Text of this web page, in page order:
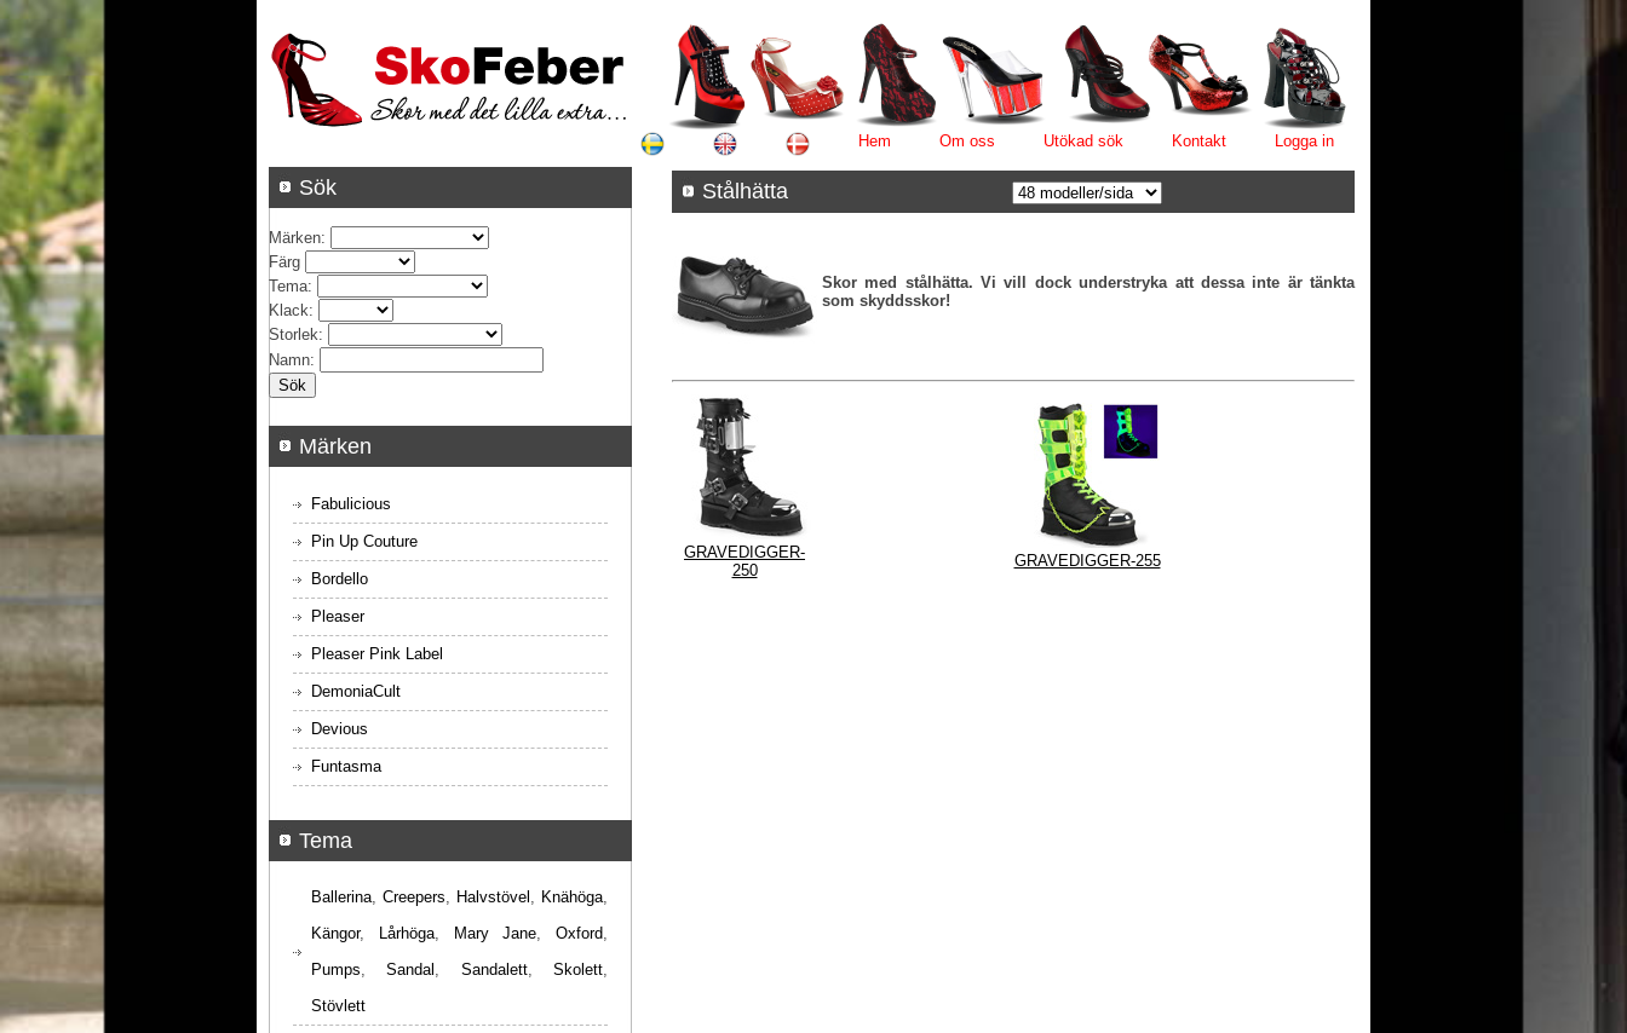
Hem Om oss Utökad sök Kontakt Logga in
Stålhätta
Skor med stålhätta. Vi vill dock understryka att dessa inte är tänkta
som skyddsskor!
GRAVEDIGGER-
250
GRAVEDIGGER-255
Sök
Märken:
Färg
Tema:
Klack:
Storlek:
Namn:
Märken
Fabulicious
Pin Up Couture
Bordello
Pleaser
Pleaser Pink Label
DemoniaCult
Devious
Funtasma
Tema
Ballerina, Creepers, Halvstövel , Knähöga,
Kängor, Lårhöga, Mary Jane, Oxford,
Pumps,Sandal , Sandalett,Skolett,
Stövlett